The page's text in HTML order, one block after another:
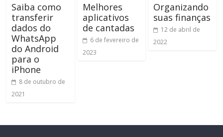
Saiba como
transferir
dados do
WhatsApp
do Android
para o
iPhone
8 de outubro de
2021
Melhores
aplicativos
de cantadas
6 de fevereiro de
2023
Organizando
suas finanças
12 de abril de
2022